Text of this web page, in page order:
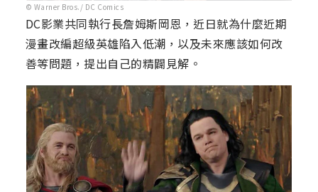
© Warner Bros./ DC Comics
DC影業共同執行長詹姆斯岡恩，近日就為什麼近期
漫畫改編超級英雄陷入低潮，以及未來應該如何改
善等問題，提出自己的精闢見解。